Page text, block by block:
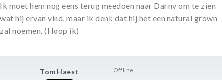
Tom Haest Offline
Ik moet hem nog eens terug meedoen naar Danny om te zien
wat hij ervan vind, maar ik denk dat hij het een natural grown
zal noemen. (Hoop ik)